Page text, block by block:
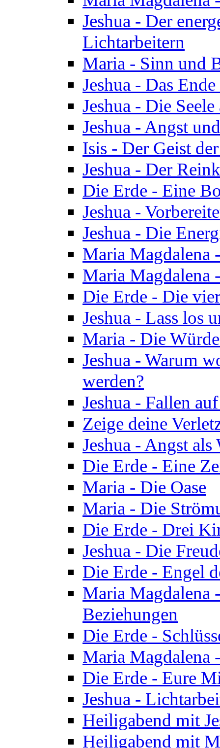
Jeshua - Der
Lichtarbeitern
Maria - Sinn und
Jeshua - Das
Jeshua - Die
Jeshua - Angst
Isis - Der Geist
Jeshua - Der
Die Erde - Eine
Jeshua -
Jeshua - Die
Maria Magdalena
Maria Magdalena
Die Erde - Die
Jeshua - Lass los
Maria - Die
Jeshua - Warum
werden?
Jeshua - Fallen
Zeige deine
Jeshua - Angst als
Die Erde - Eine
Maria - Die Oase
Maria - Die
Die Erde - Drei
Jeshua - Die
Die Erde - Engel
Maria Magdalena
Beziehungen
Die Erde -
Maria Magdalena
Die Erde - Eure
Jeshua -
Heiligabend mit
Heiligabend mit